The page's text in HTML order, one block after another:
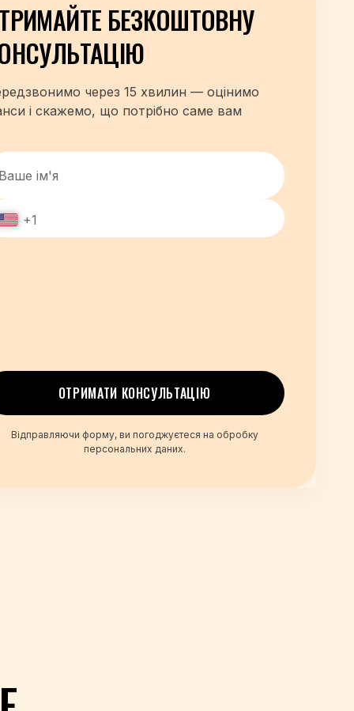
БЕЗКОШТОВНУ
через 15 хвилин — оцінимо
і скажемо, що потрібно саме вам
+1
+1-684
+1-246
ОТРИМАТИ КОНСУЛЬТАЦІЮ
Відправляючи форму, ви погоджуєтеся на обробку
персональних даних.